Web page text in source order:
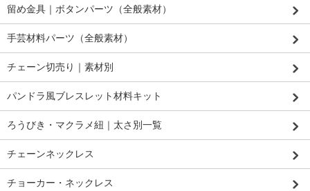
留め金具｜ボタンパーツ（全般素材）
手芸材料パーツ（全般素材）
チェーン切売り｜素材別
パンドラ風ブレスレット材料キット
ろうびき・マクラメ紐｜太さ別一覧
チェーンネックレス
チョーカー・ネックレス